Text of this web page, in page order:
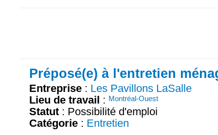
Préposé(e) à l'entretien
Entreprise : Les Pavillons LaSalle
Lieu de travail : Montréal-Ouest
Statut : Possibilité d'emploi
Catégorie : Entretien